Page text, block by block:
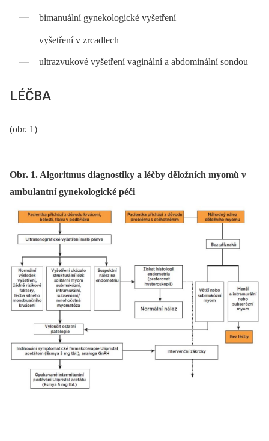
bimanuální gynekologické vyšetření
vyšetření v zrcadlech
ultrazvukové vyšetření vaginální a abdominální sondou
LÉČBA
(obr. 1)
Obr. 1. Algoritmus diagnostiky a léčby děložních myomů v
ambulantní gynekologické péči